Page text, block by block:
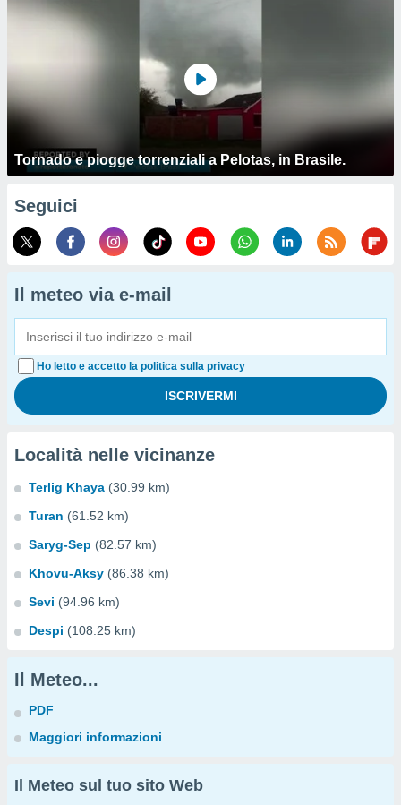
Tornado e piogge torrenziali a Pelotas, in Brasile.
Seguici
Il meteo via e-mail
Ho letto e accetto la politica sulla privacy
Località nelle vicinanze
Terlig Khaya (30.99 km)
Turan (61.52 km)
Saryg-Sep (82.57 km)
Khovu-Aksy (86.38 km)
Sevi (94.96 km)
Despi (108.25 km)
Il Meteo...
PDF
Maggiori informazioni
Il Meteo sul tuo sito Web